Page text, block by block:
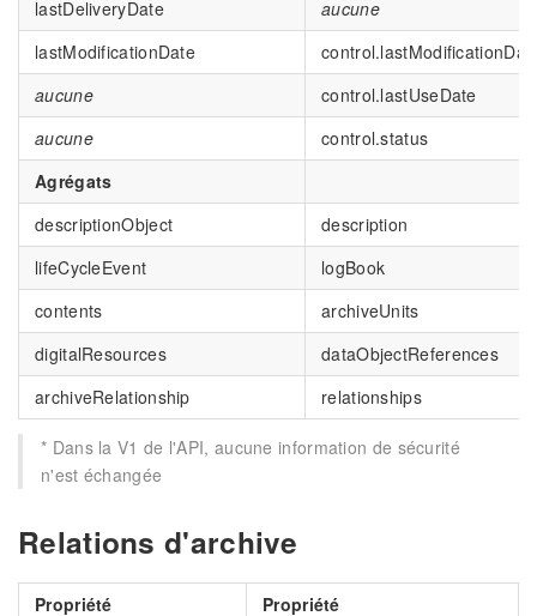
lastDeliveryDate
aucune
lastModificationDate
aucune
control.lastUseDate
aucune
control.status
Agrégats
descriptionObject
description
lifeCycleEvent
logBook
contents
archiveUnits
digitalResources
dataObjectReferences
archiveRelationship
relationships
* Dans la V1 de l'API, aucune information de sécurité
n'est échangée
Relations d'archive
Propriété
Propriété